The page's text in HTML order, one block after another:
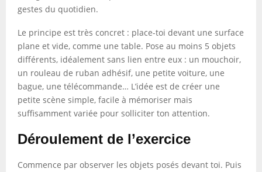
gestes du quotidien.
Le principe est très concret : place-toi devant une surface
plane et vide, comme une table. Pose au moins 5 objets
différents, idéalement sans lien entre eux : un mouchoir,
un rouleau de ruban adhésif, une petite voiture, une
bague, une télécommande… L’idée est de créer une
petite scène simple, facile à mémoriser mais
suffisamment variée pour solliciter ton attention.
Déroulement de l’exercice
Commence par observer les objets posés devant toi. Puis